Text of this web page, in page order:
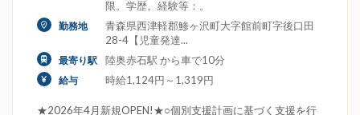
限。学歴。経験等：。
勤務地
青森県西津軽郡鯵ヶ沢町大字館前町字後口田
28-4【児童発達...
最寄り駅 陸奥赤石駅 から車で10分
給与 時給1,124円～1,319円
★2026年4月新規OPEN!★○個別支援計画に基づく支援を行